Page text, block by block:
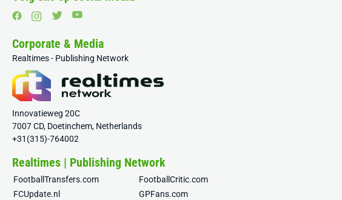
Corporate & Media
Realtimes - Publishing Network
Innovatieweg 20C
7007 CD, Doetinchem, Netherlands
+31(315)-764002
Realtimes | Publishing Network
FootballTransfers.com
FootballCritic.com
FCUpdate.nl
GPFans.com